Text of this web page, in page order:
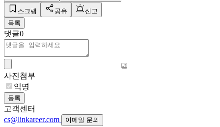
스크랩 공유
신고
목록
댓글0
사진첨부
익명
등록
고객센터
cs@linkareer.com
이메일 문의